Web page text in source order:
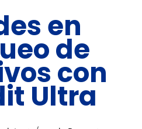
en
de
con
Ultra